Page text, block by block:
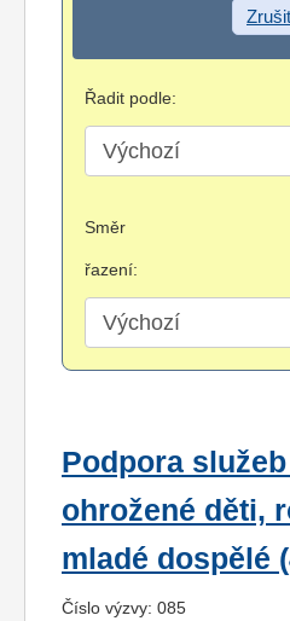
Řadit podle:
Směr
řazení:
Podpora
ohrožené děti,
mladé dospělé
Číslo výzvy: 085